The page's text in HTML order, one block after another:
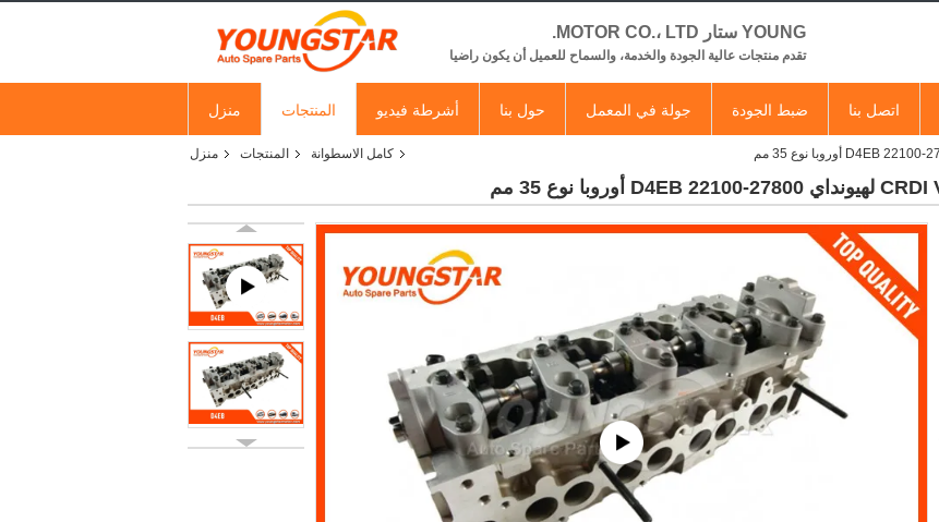
YOUNG ستار MOTOR CO.، LTD.
تقدم منتجات عالية الجودة والخدمة، والسماح للعميل أن يكون راضيا
منزل المنتجات أشرطة فيديو حول بنا جولة في المعمل ضبط الجودة اتصل بنا
منزل المنتجات كامل الاسطوانة